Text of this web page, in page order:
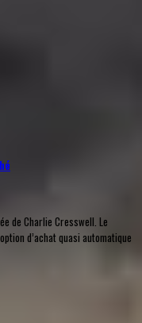
de Charlie Cresswell. Le
d’achat quasi automatique